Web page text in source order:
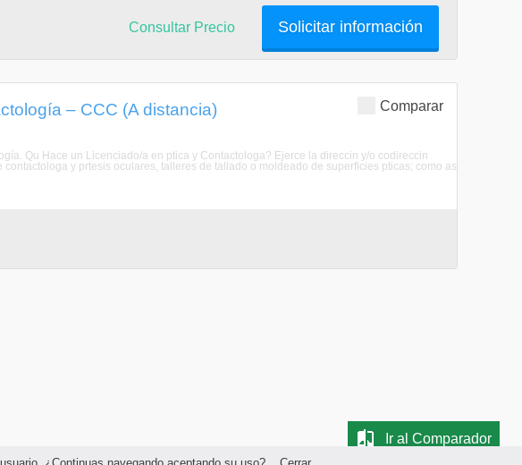
Solicitar información
Consultar Precio
Comparar
– CCC (A distancia)
Qu Hace un Licenciado/a en ptica y Contactologa? Ejerce la direccin y/o codireccin
y prtesis oculares, talleres de tallado o moldeado de superficies pticas; como as
Ir al Comparador